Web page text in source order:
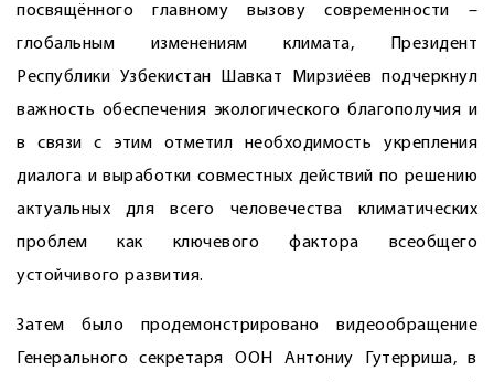
посвящённого главному вызову современности –
глобальным изменениям климата, Президент
Республики Узбекистан Шавкат Мирзиёев подчеркнул
важность обеспечения экологического благополучия и
в связи с этим отметил необходимость укрепления
диалога и выработки совместных действий по решению
актуальных для всего человечества климатических
проблем как ключевого фактора всеобщего
устойчивого развития.
Затем было продемонстрировано видеообращение
Генерального секретаря ООН Антониу Гутерриша, в